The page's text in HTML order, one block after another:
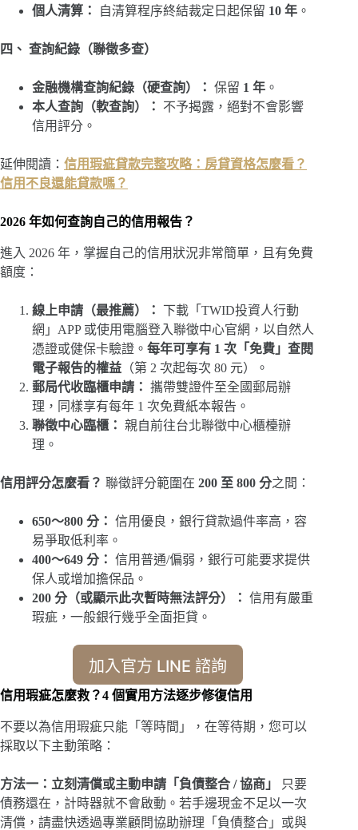
個人清算：
自清算程序終結裁定日起保留 10 年 。
四、 查詢紀錄（聯徵多查）
金融機構查詢紀錄（硬查詢）： 保留 1 年 。
本人查詢（軟查詢）：
不予揭露，絕對不會影響
信用評分。
延伸閱讀： 信用瑕疵貸款完整攻略：房貸資格怎麼看？
信用不良還能貸款嗎？
2026 年如何查詢自己的信用報告？
進入 2026 年，掌握自己的信用狀況非常簡單，且有免費
額度：
線上申請（最推薦）： 下載「TWID投資人行動
網」APP 或使用電腦登入聯徵中心官網，以自然人
憑證或健保卡驗證。 每年可享有 1 次「免費」查閱
電子報告的權益 （第 2 次起每次 80 元）。
郵局代收臨櫃申請： 攜帶雙證件至全國郵局辦
理，同樣享有每年 1 次免費紙本報告。
聯徵中心臨櫃： 親自前往台北聯徵中心櫃檯辦
理。
信用評分怎麼看？ 聯徵評分範圍在 200 至 800 分之間：
650～800 分： 信用優良，銀行貸款過件率高，容
易爭取低利率。
400～649 分： 信用普通/偏弱，銀行可能要求提供
保人或增加擔保品。
200 分（或顯示此次暫時無法評分）： 信用有嚴重
瑕疵，一般銀行幾乎全面拒貸。
加入官方 LINE 諮詢
信用瑕疵怎麼救？4 個實用方法逐步修復信用
不要以為信用瑕疵只能「等時間」，在等待期，您可以
採取以下主動策略：
方法一：立刻清償或主動申請「負債整合 / 協商」
只要
債務還在，計時器就不會啟動。若手邊現金不足以一次
清償，請盡快透過專業顧問協助辦理「負債整合」或與